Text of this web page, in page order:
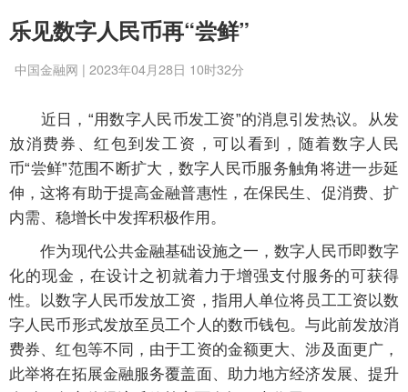
乐见数字人民币再“尝鲜”
中国金融网 | 2023年04月28日 10时32分
近日，“用数字人民币发工资”的消息引发热议。从发
放消费券、红包到发工资，可以看到，随着数字人民
币“尝鲜”范围不断扩大，数字人民币服务触角将进一步延
伸，这将有助于提高金融普惠性，在保民生、促消费、扩
内需、稳增长中发挥积极作用。
作为现代公共金融基础设施之一，数字人民币即数字
化的现金，在设计之初就着力于增强支付服务的可获得
性。以数字人民币发放工资，指用人单位将员工工资以数
字人民币形式发放至员工个人的数币钱包。与此前发放消
费券、红包等不同，由于工资的金额更大、涉及面更广，
此举将在拓展金融服务覆盖面、助力地方经济发展、提升